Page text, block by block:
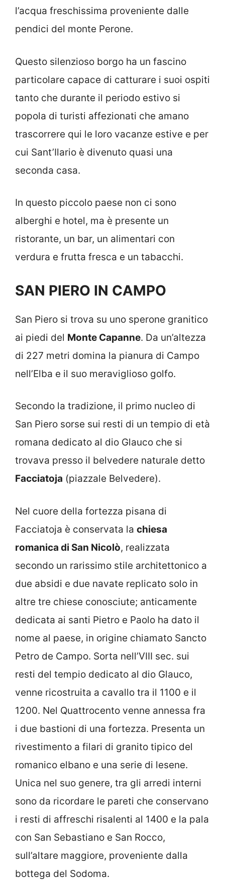
l’acqua freschissima proveniente dalle
pendici del monte Perone.
Questo silenzioso borgo ha un fascino
particolare capace di catturare i suoi ospiti
tanto che durante il periodo estivo si
popola di turisti affezionati che amano
trascorrere qui le loro vacanze estive e per
cui Sant’Ilario è divenuto quasi una
seconda casa.
In questo piccolo paese non ci sono
alberghi e hotel, ma è presente un
ristorante, un bar, un alimentari con
verdura e frutta fresca e un tabacchi.
SAN PIERO IN CAMPO
San Piero si trova su uno sperone granitico
ai piedi del Monte Capanne. Da un’altezza
di 227 metri domina la pianura di Campo
nell’Elba e il suo meraviglioso golfo.
Secondo la tradizione, il primo nucleo di
San Piero sorse sui resti di un tempio di età
romana dedicato al dio Glauco che si
trovava presso il belvedere naturale detto
Facciatoja (piazzale Belvedere).
Nel cuore della fortezza pisana di
Facciatoja è conservata la chiesa
romanica di San Nicolò, realizzata
secondo un rarissimo stile architettonico a
due absidi e due navate replicato solo in
altre tre chiese conosciute; anticamente
dedicata ai santi Pietro e Paolo ha dato il
nome al paese, in origine chiamato Sancto
Petro de Campo. Sorta nell’VIII sec. sui
resti del tempio dedicato al dio Glauco,
venne ricostruita a cavallo tra il 1100 e il
1200. Nel Quattrocento venne annessa fra
i due bastioni di una fortezza. Presenta un
rivestimento a filari di granito tipico del
romanico elbano e una serie di lesene.
Unica nel suo genere, tra gli arredi interni
sono da ricordare le pareti che conservano
i resti di affreschi risalenti al 1400 e la pala
con San Sebastiano e San Rocco,
sull’altare maggiore, proveniente dalla
bottega del Sodoma.